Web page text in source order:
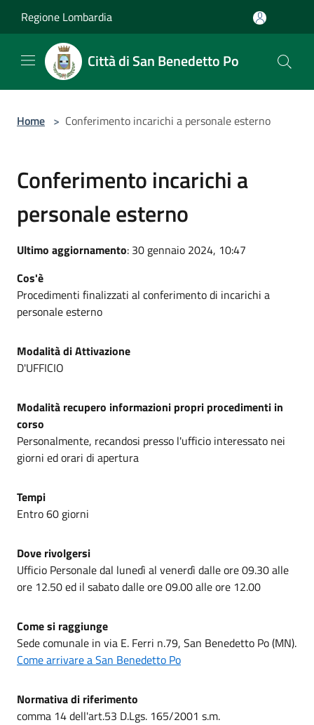
Regione Lombardia
Città di San Benedetto Po
Home > Conferimento incarichi a personale esterno
Conferimento incarichi a
personale esterno
Ultimo aggiornamento: 30 gennaio 2024, 10:47
Cos'è
Procedimenti finalizzati al conferimento di incarichi a
personale esterno
Modalità di Attivazione
D'UFFICIO
Modalità recupero informazioni propri procedimenti in
corso
Personalmente, recandosi presso l'ufficio interessato nei
giorni ed orari di apertura
Tempi
Entro 60 giorni
Dove rivolgersi
Ufficio Personale dal lunedì al venerdì dalle ore 09.30 alle
ore 12.50 ed il sabato dalle ore 09.00 alle ore 12.00
Come si raggiunge
Sede comunale in via E. Ferri n.79, San Benedetto Po (MN).
Come arrivare a San Benedetto Po
Normativa di riferimento
comma 14 dell'art.53 D.Lgs. 165/2001 s.m.